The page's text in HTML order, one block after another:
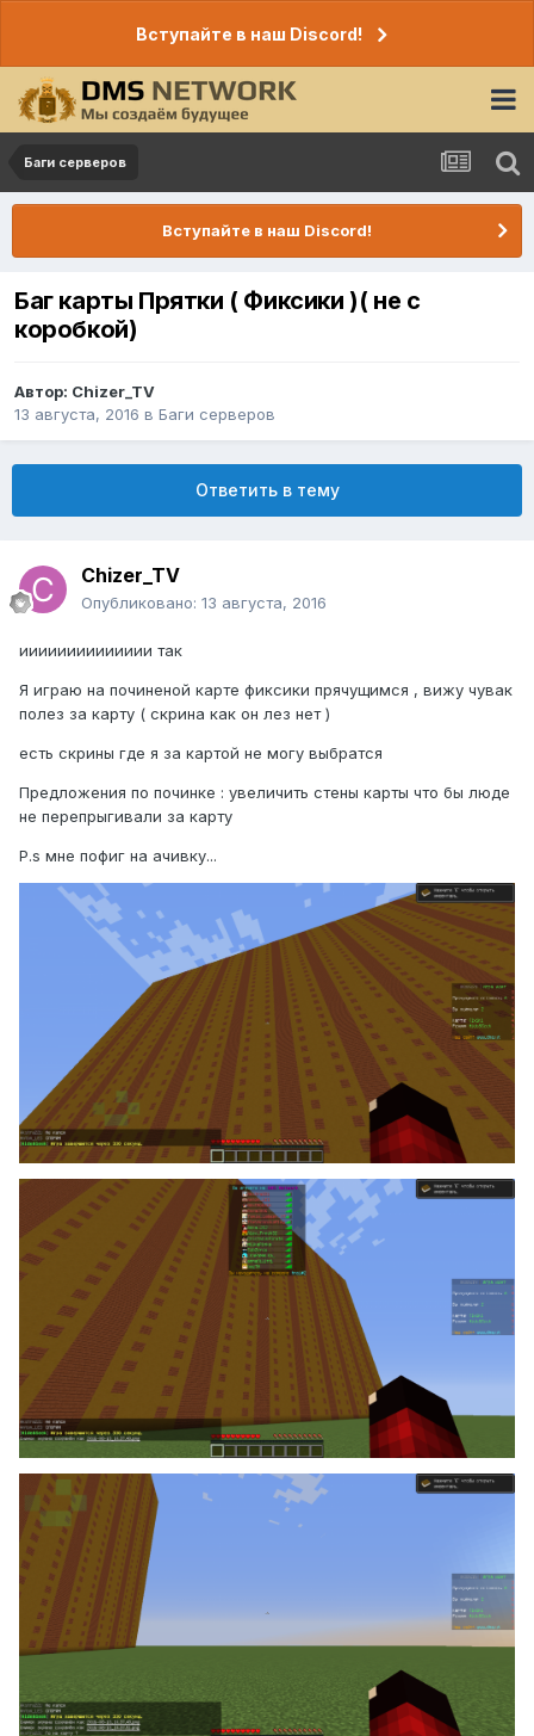
Вступайте в наш Discord!
Баги серверов
Вступайте в наш Discord!
Баг карты Прятки ( Фиксики )( не с
коробкой)
Автор: Chizer_TV
13 августа, 2016 в Баги серверов
Ответить в тему
Chizer_TV
Опубликовано: 13 августа, 2016
ииииииииииииии так
Я играю на починеной карте фиксики прячущимся , вижу чувак
полез за карту ( скрина как он лез нет )
есть скрины где я за картой не могу выбратся
Предложения по починке : увеличить стены карты что бы люде
не перепрыгивали за карту
P.s мне пофиг на ачивку...